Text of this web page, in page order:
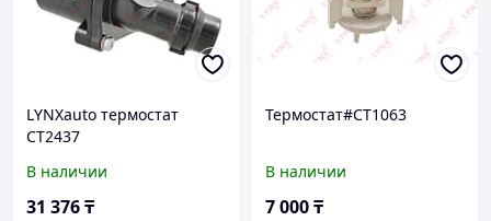
LYNXauto термостат
CT2437
В наличии
31 376₸
Термостат#CT1063
В наличии
7 000₸